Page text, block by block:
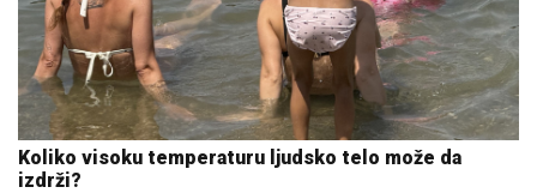
Koliko visoku temperaturu ljudsko telo može da
izdrži?